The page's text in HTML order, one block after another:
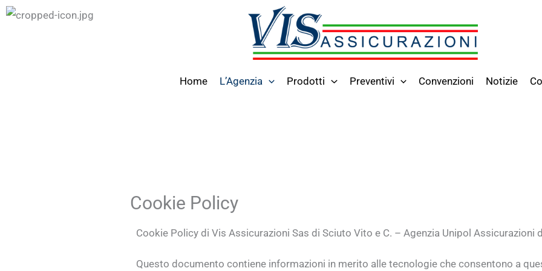
Vai
Home L’Agenzia Prodotti Preventivi Convenzioni Notizie
Cookie Policy
Cookie Policy di Vis Assicurazioni Sas di Sciuto Vito e C. – Agenzia Unipol Assicurazioni
Questo documento contiene informazioni in merito alle tecnologie che consentono a